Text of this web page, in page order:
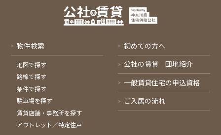
物件検索
地図で探す
路線で探す
条件で探す
駐車場を探す
賃貸店舗・事務所を探す
アウトレット／特定住戸
初めての方へ
公社の賃貸 団地紹介
一般賃貸住宅の申込資格
ご入居の流れ